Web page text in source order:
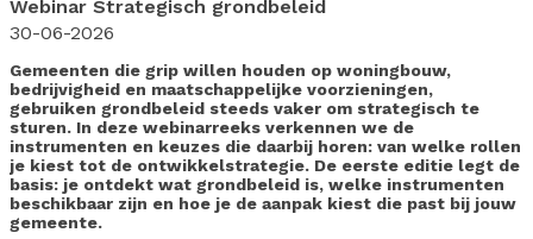
Webinar Strategisch grondbeleid
30-06-2026
Gemeenten die grip willen houden op woningbouw,
bedrijvigheid en maatschappelijke voorzieningen,
gebruiken grondbeleid steeds vaker om strategisch te
sturen. In deze webinarreeks verkennen we de
instrumenten en keuzes die daarbij horen: van welke rollen
je kiest tot de ontwikkelstrategie. De eerste editie legt de
basis: je ontdekt wat grondbeleid is, welke instrumenten
beschikbaar zijn en hoe je de aanpak kiest die past bij jouw
gemeente.